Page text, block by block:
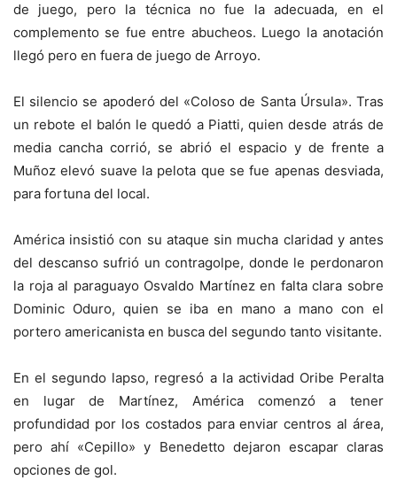
de juego, pero la técnica no fue la adecuada, en el
complemento se fue entre abucheos. Luego la anotación
llegó pero en fuera de juego de Arroyo.
El silencio se apoderó del «Coloso de Santa Úrsula». Tras
un rebote el balón le quedó a Piatti, quien desde atrás de
media cancha corrió, se abrió el espacio y de frente a
Muñoz elevó suave la pelota que se fue apenas desviada,
para fortuna del local.
América insistió con su ataque sin mucha claridad y antes
del descanso sufrió un contragolpe, donde le perdonaron
la roja al paraguayo Osvaldo Martínez en falta clara sobre
Dominic Oduro, quien se iba en mano a mano con el
portero americanista en busca del segundo tanto visitante.
En el segundo lapso, regresó a la actividad Oribe Peralta
en lugar de Martínez, América comenzó a tener
profundidad por los costados para enviar centros al área,
pero ahí «Cepillo» y Benedetto dejaron escapar claras
opciones de gol.